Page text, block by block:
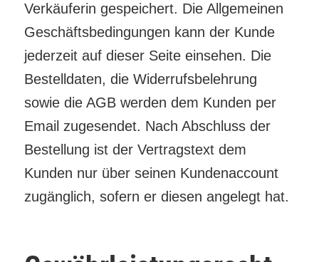
Verkäuferin gespeichert. Die Allgemeinen
Geschäftsbedingungen kann der Kunde
jederzeit auf dieser Seite einsehen. Die
Bestelldaten, die Widerrufsbelehrung
sowie die AGB werden dem Kunden per
Email zugesendet. Nach Abschluss der
Bestellung ist der Vertragstext dem
Kunden nur über seinen Kundenaccount
zugänglich, sofern er diesen angelegt hat.